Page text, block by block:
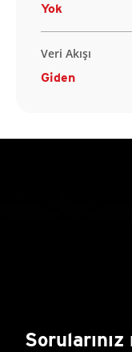
Yok
Veri Akışı
Giden